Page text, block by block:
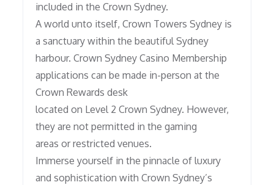
included in the Crown Sydney.
A world unto itself, Crown Towers Sydney is
a sanctuary within the beautiful Sydney
harbour. Crown Sydney Casino Membership
applications can be made in-person at the
Crown Rewards desk
located on Level 2 Crown Sydney. However,
they are not permitted in the gaming
areas or restricted venues.
Immerse yourself in the pinnacle of luxury
and sophistication with Crown Sydney’s